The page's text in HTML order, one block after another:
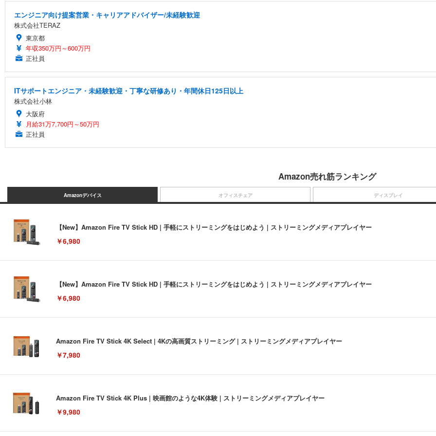
エンジニア向け提案営業・キャリアアドバイザー/未経験歓迎
株式会社TERAZ
東京都
年収350万円～600万円
正社員
ITサポートエンジニア・未経験歓迎・丁寧な研修あり・年間休日125日以上
株式会社小林
大阪府
月給31万7,700円～50万円
正社員
Amazon売れ筋ランキング
Amazonデバイス
【New】Amazon Fire TV Stick HD | 手軽にストリーミングをはじめよう | ストリーミングメディアプレイヤー
￥6,980
【New】Amazon Fire TV Stick HD | 手軽にストリーミングをはじめよう | ストリーミングメディアプレイヤー
￥6,980
Amazon Fire TV Stick 4K Select | 4Kの高画質ストリーミング | ストリーミングメディアプレイヤー
￥7,980
Amazon Fire TV Stick 4K Plus | 映画館のような4K体験 | ストリーミングメディアプレイヤー
￥9,980
オフィスチェア ディスプレイ